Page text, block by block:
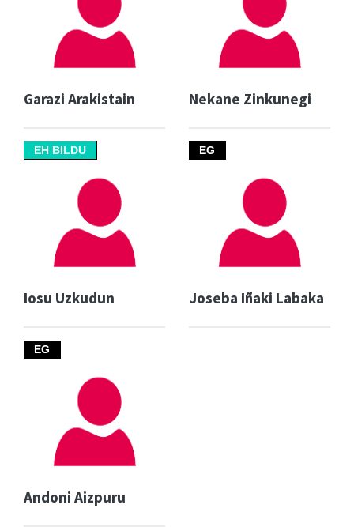
Garazi Arakistain Nekane Zinkunegi
EH BILDU
Iosu Uzkudun
EG
Joseba Iñaki Labaka
EG
Andoni Aizpuru